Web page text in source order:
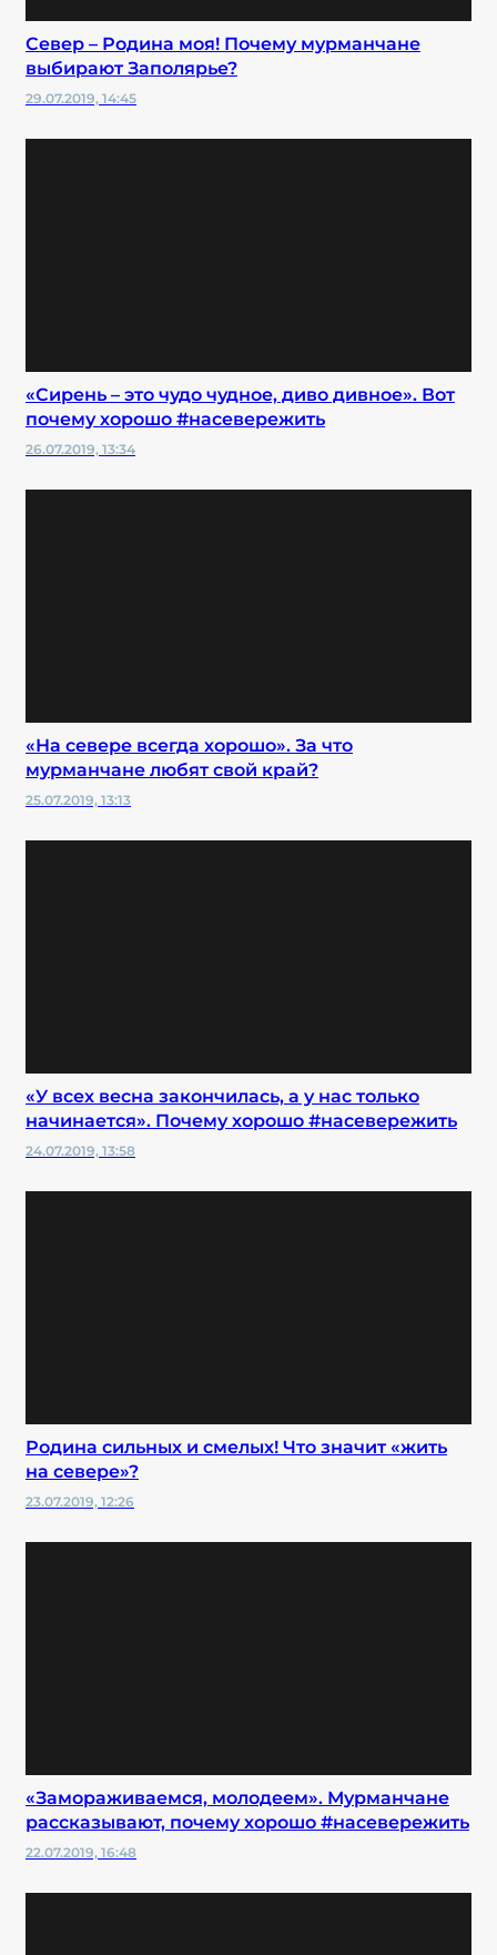
Север – Родина моя! Почему мурманчане
выбирают Заполярье?
29.07.2019, 14:45
«Сирень – это чудо чудное, диво дивное». Вот
почему хорошо #насевережить
26.07.2019, 13:34
«На севере всегда хорошо». За что
мурманчане любят свой край?
25.07.2019, 13:13
«У всех весна закончилась, а у нас только
начинается». Почему хорошо #насевережить
24.07.2019, 13:58
Родина сильных и смелых! Что значит «жить
на севере»?
23.07.2019, 12:26
«Замораживаемся, молодеем». Мурманчане
рассказывают, почему хорошо #насевережить
22.07.2019, 16:48